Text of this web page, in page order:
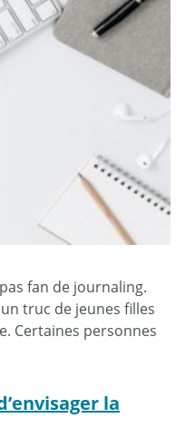
fan de journaling.
un truc de jeunes filles
Certaines personnes
la